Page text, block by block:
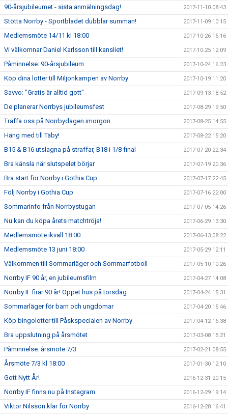
90-årsjubileumet - sista anmälningsdag! 2017-11-10 08:43
Stötta Norrby - Sportbladet dubblar summan! 2017-11-09 10:15
Medlemsmöte 14/11 kl 18:00 2017-10-26 15:16
Vi välkomnar Daniel Karlsson till kansliet! 2017-10-25 12:09
Påminnelse: 90-årsjubileum 2017-10-24 16:23
Köp dina lotter till Miljonkampen av Norrby 2017-10-19 11:20
Savvo: "Gratis är alltid gott" 2017-09-13 18:52
De planerar Norrbys jubileumsfest 2017-08-29 19:50
Träffa oss på Norrbydagen imorgon 2017-08-25 14:55
Häng med till Täby! 2017-08-22 15:20
B15 & B16 utslagna på straffar, B18 i 1/8-final 2017-07-20 22:34
Bra känsla när slutspelet börjar 2017-07-19 20:36
Bra start för Norrby i Gothia Cup 2017-07-17 22:45
Följ Norrby i Gothia Cup 2017-07-16 22:00
Sommarinfo från Norrbystugan 2017-07-05 14:26
Nu kan du köpa årets matchtröja! 2017-06-29 13:30
Medlemsmöte ikväll 18:00 2017-06-13 08:22
Medlemsmöte 13 juni 18:00 2017-05-29 12:11
Välkommen till Sommarläger och Sommarfotboll 2017-05-10 10:26
Norrby IF 90 år, en jubileumsfilm 2017-04-27 14:08
Norrby IF firar 90 år! Öppet hus på torsdag 2017-04-24 15:31
Sommarläger för barn och ungdomar 2017-04-20 15:46
Köp bingolotter till Påskspecialen av Norrby 2017-04-12 16:38
Bra uppslutning på årsmötet 2017-03-08 15:21
Påminnelse: årsmöte 7/3 2017-02-21 08:55
Årsmöte 7/3 kl 18:00 2017-01-30 12:10
Gott Nytt År! 2016-12-31 20:15
Norrby IF finns nu på Instagram 2016-12-29 19:14
Viktor Nilsson klar för Norrby 2016-12-28 16:41